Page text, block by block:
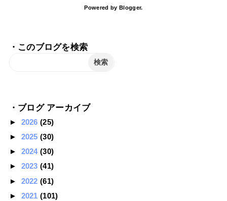
Powered by Blogger.
・このブログを検索
・ブログ アーカイブ
► 2026(25)
► 2025(30)
► 2024(30)
► 2023(41)
► 2022(61)
► 2021(101)